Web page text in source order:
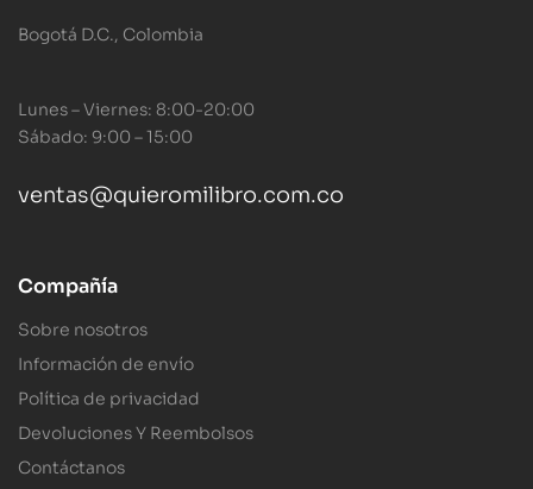
Bogotá D.C., Colombia
Lunes – Viernes: 8:00-20:00
Sábado: 9:00 – 15:00
ventas@quieromilibro.com.co
Compañía
Sobre nosotros
Información de envío
Política de privacidad
Devoluciones Y Reembolsos
Contáctanos